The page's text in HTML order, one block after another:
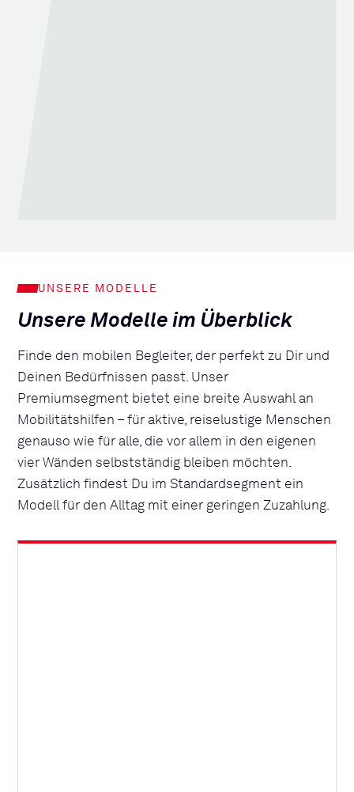
UNSERE MODELLE
Unsere Modelle im Überblick
Finde den mobilen Begleiter, der perfekt zu Dir und
Deinen Bedürfnissen passt. Unser
Premiumsegment bietet eine breite Auswahl an
Mobilitätshilfen – für aktive, reiselustige Menschen
genauso wie für alle, die vor allem in den eigenen
vier Wänden selbstständig bleiben möchten.
Zusätzlich findest Du im Standardsegment ein
Modell für den Alltag mit einer geringen Zuzahlung.